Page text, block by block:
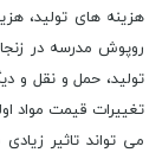
هزینه های تولید،
روپوش مدرسه در
تولید، حمل و نقل و
تغییرات قیمت مواد
می تواند تاثیر